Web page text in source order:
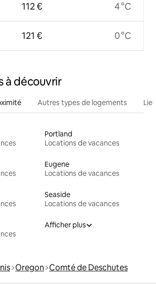
112 €
121 €
4 °C
0 °C
à découvrir
Autres types de logements
Portland
Locations de vacances
Eugene
Locations de vacances
Seaside
Locations de vacances
Afficher plus
Oregon Comté de Deschutes